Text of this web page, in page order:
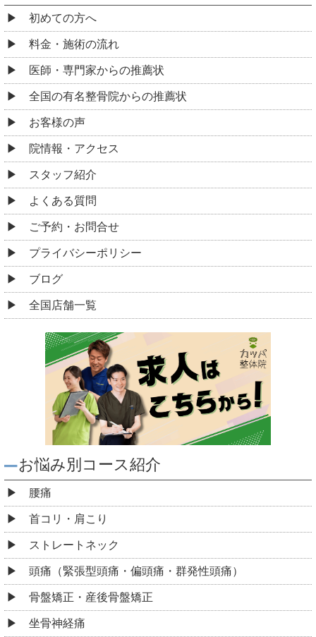
初めての方へ
料金・施術の流れ
医師・専門家からの推薦状
全国の有名整骨院からの推薦状
お客様の声
院情報・アクセス
スタッフ紹介
よくある質問
ご予約・お問合せ
プライバシーポリシー
ブログ
全国店舗一覧
お悩み別コース紹介
腰痛
首コリ・肩こり
ストレートネック
頭痛（緊張型頭痛・偏頭痛・群発性頭痛）
骨盤矯正・産後骨盤矯正
坐骨神経痛